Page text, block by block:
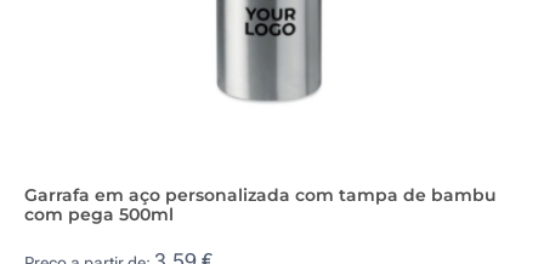
Garrafa em aço personalizada com tampa de bambu
com pega 500ml